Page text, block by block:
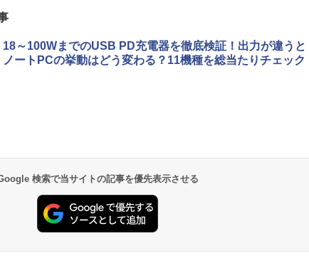
18～100WまでのUSB PD充電器を徹底検証！出力が違うと
ノートPCの挙動はどう変わる？11機種を総当たりチェック
検索で当サイトの記事を優先表示させる